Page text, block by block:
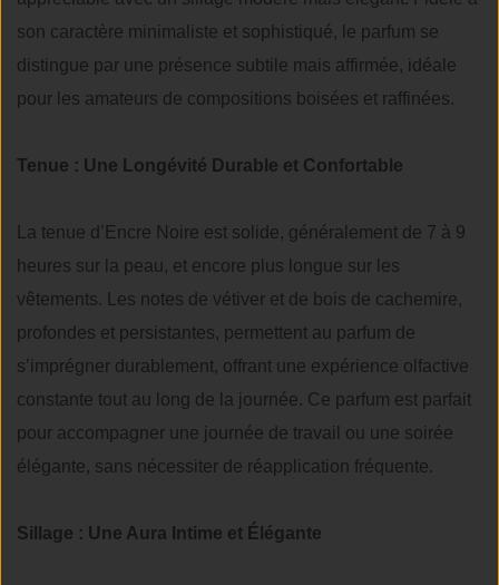
son caractère minimaliste et sophistiqué, le parfum se
distingue par une présence subtile mais affirmée, idéale
pour les amateurs de compositions boisées et raffinées.
Tenue : Une Longévité Durable et Confortable
La tenue d’Encre Noire est solide, généralement de 7 à 9
heures sur la peau, et encore plus longue sur les
vêtements. Les notes de vétiver et de bois de cachemire,
profondes et persistantes, permettent au parfum de
s’imprégner durablement, offrant une expérience olfactive
constante tout au long de la journée. Ce parfum est parfait
pour accompagner une journée de travail ou une soirée
élégante, sans nécessiter de réapplication fréquente.
Sillage : Une Aura Intime et Élégante